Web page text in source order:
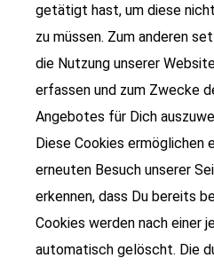
getätigt hast, um diese
zu müssen. Zum anderen
die Nutzung unserer
erfassen und zum Zwecke
Angebotes für Dich
Diese Cookies ermöglichen
erneuten Besuch unserer
erkennen, dass Du bereits
Cookies werden nach einer
automatisch gelöscht. Die